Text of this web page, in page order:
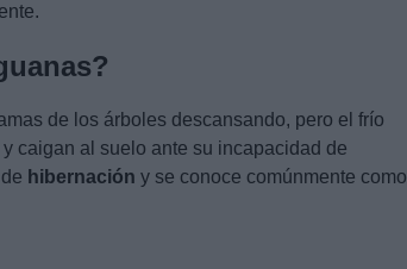
de los árboles descansando, pero el frío
y caigan al suelo ante su incapacidad de
hibernación y se conoce comúnmente como